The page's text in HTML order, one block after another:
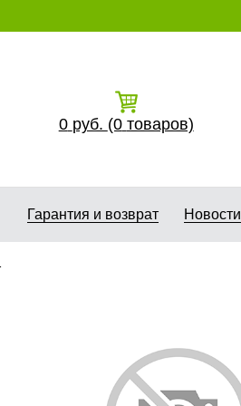
0 руб. (0 товаров)
Гарантия и возврат Новости